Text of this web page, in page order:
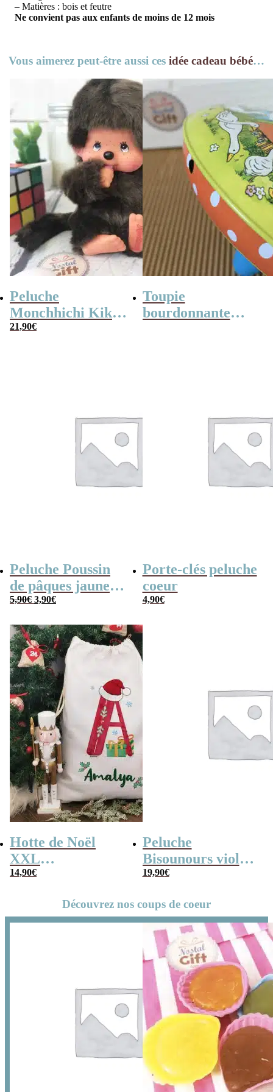
– Matières : bois et feutre
Ne convient pas aux enfants de moins de 12 mois
Vous aimerez peut-être aussi ces idée cadeau bébé…
Peluche
Monchhichi Kiki
l’original (20 cm)
21,90€
Toupie
bourdonnante
Peluche Poussin
de pâques jaune
(14cm)
5,90€ Le
était :
5,90€.
3,90€Le
est :
3,90€.
Porte-clés peluche
coeur
4,90€
Hotte de Noël
XXL
personnalisée –
14,90€
Peluche
Bisounours violet
(21cm) –
Version 2019
19,90€
Découvrez nos coups de coeur